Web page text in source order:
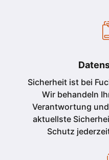
Sicherheit ist bei
Wir behandeln
Verantwortung
aktuellste
Schutz